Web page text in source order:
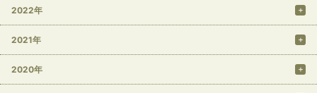
2022年
2021年
2020年